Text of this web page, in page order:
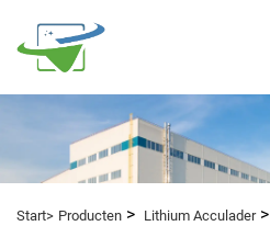
Start> Producten > Lithium Acculader>